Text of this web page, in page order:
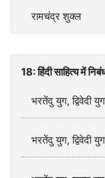
रामचंद्र शुक्ल
18: हिंदी साहित्य में
भरतेंदु युग, द्विवेदी
भरतेंदु युग, द्विवेदी